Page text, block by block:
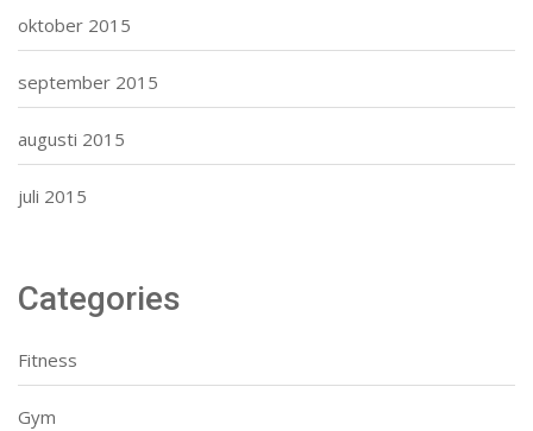
oktober 2015
september 2015
augusti 2015
juli 2015
Categories
Fitness
Gym